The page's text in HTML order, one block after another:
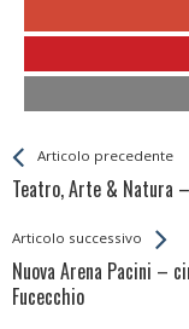
LeggiArticolo precedente
Teatro, Arte & Natura
Back
All
Articolo successivo
Nuova Arena Pacini –
Fucecchio